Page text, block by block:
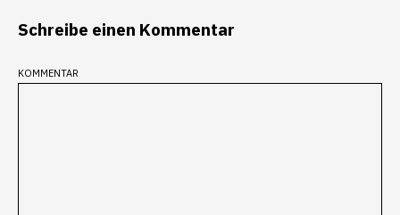
Schreibe einen Kommentar
kommentar